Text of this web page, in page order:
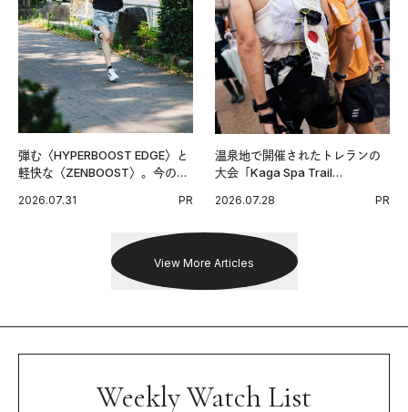
弾む〈HYPERBOOST EDGE〉と
軽快な〈ZENBOOST〉。今の時
出した新機軸。
2026.07.31 PR
温泉地で開催されたトレランの
大会「Kaga Spa Trail
戦を夢見るランナーたちの奮闘
2026.07.28 PR
View More Articles
Weekly Watch List